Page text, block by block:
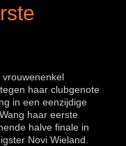
vrouwenenkel
haar clubgenote
in een eenzijdige
haar eerste
halve finale in
Novi Wieland.